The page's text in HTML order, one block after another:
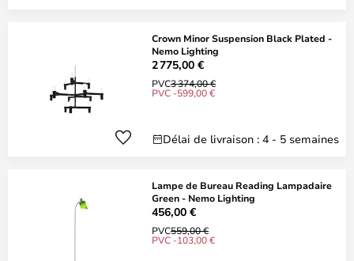
Crown Minor Suspension Black Plated -
Nemo Lighting
2 775,00 €
PVC3 374,00 €
PVC -599,00 €
Délai de livraison : 4 - 5 semaines
Lampe de Bureau Reading Lampadaire
Green - Nemo Lighting
456,00 €
PVC559,00 €
PVC -103,00 €